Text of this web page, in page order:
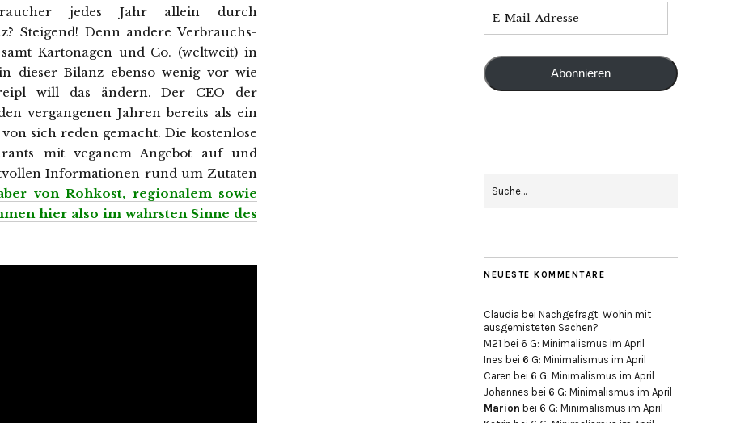
jedes Jahr allein durch
Steigend! Denn andere Verbrauchs-
Kartonagen und Co. (weltweit) in
dieser Bilanz ebenso wenig vor wie
will das ändern. Der CEO der
vergangenen Jahren bereits als ein
sich reden gemacht. Die kostenlose
mit veganem Angebot auf und
Informationen rund um Zutaten
von Rohkost, regionalem sowie
hier also im wahrsten Sinne des
Abonnieren
NEUESTE KOMMENTARE
Claudia bei Nachgefragt: Wohin mit
ausgemisteten Sachen?
M21 bei 6 G: Minimalismus im April
Ines bei 6 G: Minimalismus im April
Caren bei 6 G: Minimalismus im April
Johannes bei 6 G: Minimalismus im April
Marion bei 6 G: Minimalismus im April